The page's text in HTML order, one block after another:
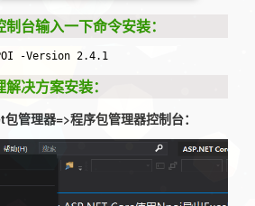
台输入一下命令安装：
-Version 2.4.1
决方案安装：
管理器=>程序包管理器控制台：